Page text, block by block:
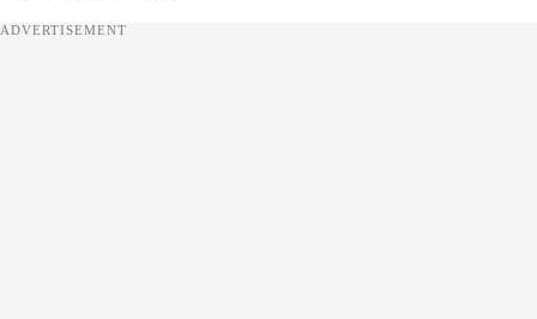
ADVERTISEMENT